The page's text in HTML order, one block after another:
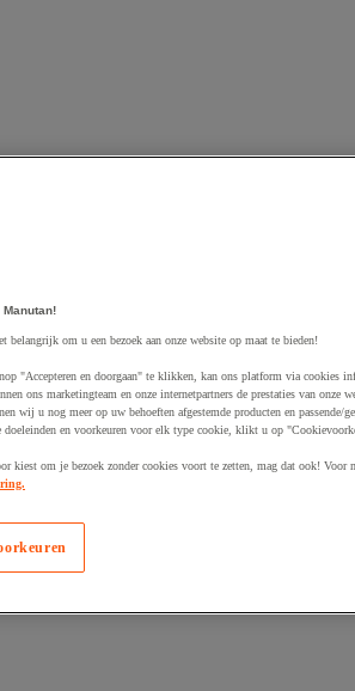
belangrijk om u een bezoek aan onze website op maat te bieden!
"Accepteren en doorgaan" te klikken, kan ons platform via cookies
ons marketingteam en onze internetpartners de prestaties van onze
wij u nog meer op uw behoeften afgestemde producten en passende/
doeleinden en voorkeuren voor elk type cookie, klikt u op
kiest om je bezoek zonder cookies voort te zetten, mag dat ook! Voor